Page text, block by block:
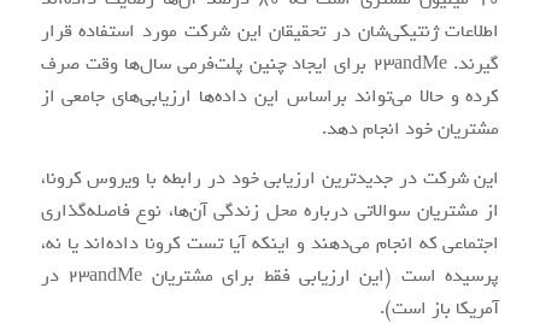
اطلاعات ژنتیکی‌شان در تحقیقان این شرکت مورد استفاده قرار
گیرند. 23andMe برای ایجاد چنین پلت‌فرمی سال‌ها وقت صرف
کرده و حالا می‌تواند براساس این داده‌ها ارزیابی‌های جامعی از
مشتریان خود انجام دهد.
این شرکت در جدیدترین ارزیابی خود در رابطه با ویروس کرونا،
از مشتریان سوالاتی درباره محل زندگی‌ آن‌ها، نوع فاصله‌گذاری
اجتماعی که انجام می‌دهند و اینکه آیا تست کرونا داده‌اند یا نه،
پرسیده است (این ارزیابی فقط برای مشتریان 23andMe در
آمریکا باز است).